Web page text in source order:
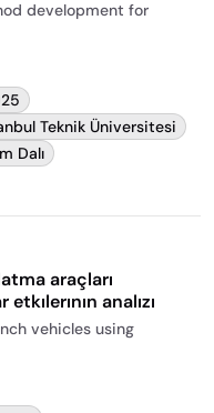
development for
Teknik Üniversitesi
Dalı
araçları
analızı
vehicles using